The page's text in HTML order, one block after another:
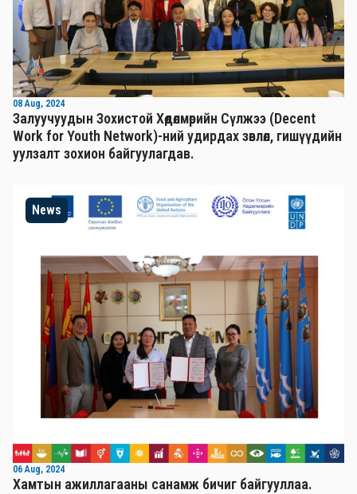
08 Aug, 2024
Залуучуудын Зохистой Хөдөлмөрийн Сүлжээ (Decent
Work for Youth Network)-ний удирдах зөвлөл, гишүүдийн
уулзалт зохион байгуулагдав.
News
06 Aug, 2024
Хамтын ажиллагааны санамж бичиг байгууллаа.